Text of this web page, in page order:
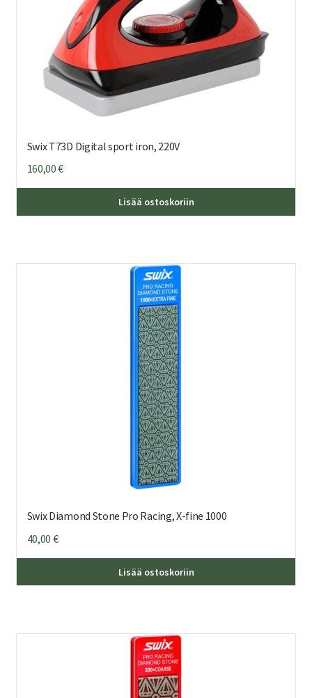
Swix T73D Digital sport iron, 220V
160,00€
Lisää ostoskoriin
Swix Diamond Stone Pro Racing, X-fine 1000
40,00 €
Lisää ostoskoriin